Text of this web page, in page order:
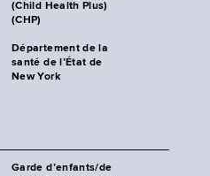
(Child Health Plus)
(CHP)
Département de la
santé de l’État de
New York
Garde d’enfants/de